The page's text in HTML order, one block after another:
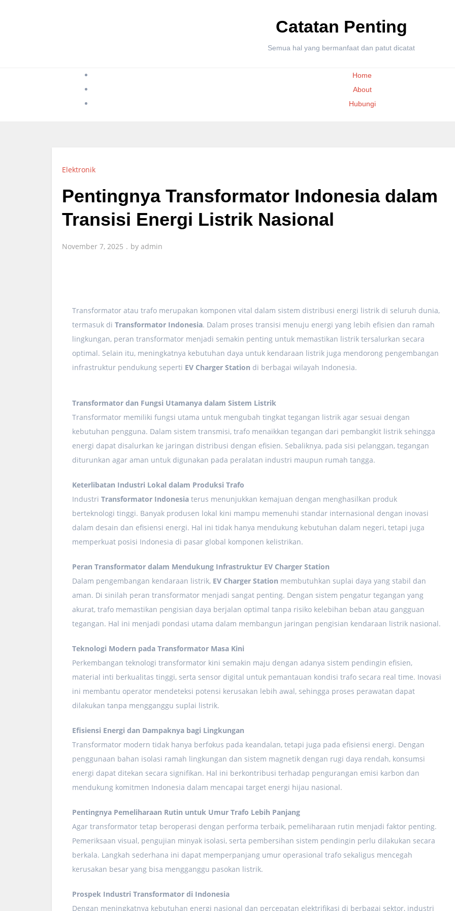
Catatan Penting
Semua hal yang bermanfaat dan patut dicatat
Home
About
Hubungi
Elektronik
Pentingnya Transformator Indonesia dalam
Transisi Energi Listrik Nasional
November 7, 2025 by admin
Transformator atau trafo merupakan komponen vital dalam sistem distribusi energi listrik di seluruh dunia,
termasuk di Transformator Indonesia. Dalam proses transisi menuju energi yang lebih efisien dan ramah
lingkungan, peran transformator menjadi semakin penting untuk memastikan listrik tersalurkan secara
optimal. Selain itu, meningkatnya kebutuhan daya untuk kendaraan listrik juga mendorong pengembangan
infrastruktur pendukung seperti EV Charger Station di berbagai wilayah Indonesia.
Transformator dan Fungsi Utamanya dalam Sistem Listrik
Transformator memiliki fungsi utama untuk mengubah tingkat tegangan listrik agar sesuai dengan
kebutuhan pengguna. Dalam sistem transmisi, trafo menaikkan tegangan dari pembangkit listrik sehingga
energi dapat disalurkan ke jaringan distribusi dengan efisien. Sebaliknya, pada sisi pelanggan, tegangan
diturunkan agar aman untuk digunakan pada peralatan industri maupun rumah tangga.
Keterlibatan Industri Lokal dalam Produksi Trafo
Industri Transformator Indonesia terus menunjukkan kemajuan dengan menghasilkan produk
berteknologi tinggi. Banyak produsen lokal kini mampu memenuhi standar internasional dengan inovasi
dalam desain dan efisiensi energi. Hal ini tidak hanya mendukung kebutuhan dalam negeri, tetapi juga
memperkuat posisi Indonesia di pasar global komponen kelistrikan.
Peran Transformator dalam Mendukung Infrastruktur EV Charger Station
Dalam pengembangan kendaraan listrik, EV Charger Station membutuhkan suplai daya yang stabil dan
aman. Di sinilah peran transformator menjadi sangat penting. Dengan sistem pengatur tegangan yang
akurat, trafo memastikan pengisian daya berjalan optimal tanpa risiko kelebihan beban atau gangguan
tegangan. Hal ini menjadi pondasi utama dalam membangun jaringan pengisian kendaraan listrik nasional.
Teknologi Modern pada Transformator Masa Kini
Perkembangan teknologi transformator kini semakin maju dengan adanya sistem pendingin efisien,
material inti berkualitas tinggi, serta sensor digital untuk pemantauan kondisi trafo secara real time. Inovasi
ini membantu operator mendeteksi potensi kerusakan lebih awal, sehingga proses perawatan dapat
dilakukan tanpa mengganggu suplai listrik.
Efisiensi Energi dan Dampaknya bagi Lingkungan
Transformator modern tidak hanya berfokus pada keandalan, tetapi juga pada efisiensi energi. Dengan
penggunaan bahan isolasi ramah lingkungan dan sistem magnetik dengan rugi daya rendah, konsumsi
energi dapat ditekan secara signifikan. Hal ini berkontribusi terhadap pengurangan emisi karbon dan
mendukung komitmen Indonesia dalam mencapai target energi hijau nasional.
Pentingnya Pemeliharaan Rutin untuk Umur Trafo Lebih Panjang
Agar transformator tetap beroperasi dengan performa terbaik, pemeliharaan rutin menjadi faktor penting.
Pemeriksaan visual, pengujian minyak isolasi, serta pembersihan sistem pendingin perlu dilakukan secara
berkala. Langkah sederhana ini dapat memperpanjang umur operasional trafo sekaligus mencegah
kerusakan besar yang bisa mengganggu pasokan listrik.
Prospek Industri Transformator di Indonesia
Dengan meningkatnya kebutuhan energi nasional dan percepatan elektrifikasi di berbagai sektor, industri